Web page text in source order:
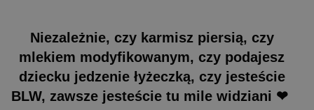
Niezależnie, czy karmisz piersią, czy
mlekiem modyfikowanym, czy podajesz
dziecku jedzenie łyżeczką, czy jesteście
BLW, zawsze jesteście tu mile widziani ❤